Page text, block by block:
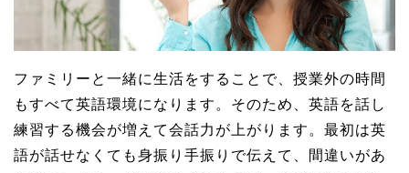
ファミリーと一緒に生活をすることで、授業外の時間
もすべて英語環境になります。そのため、英語を話し
練習する機会が増えて会話力が上がります。最初は英
語が話せなくても身振り手振りで伝えて、間違いがあ